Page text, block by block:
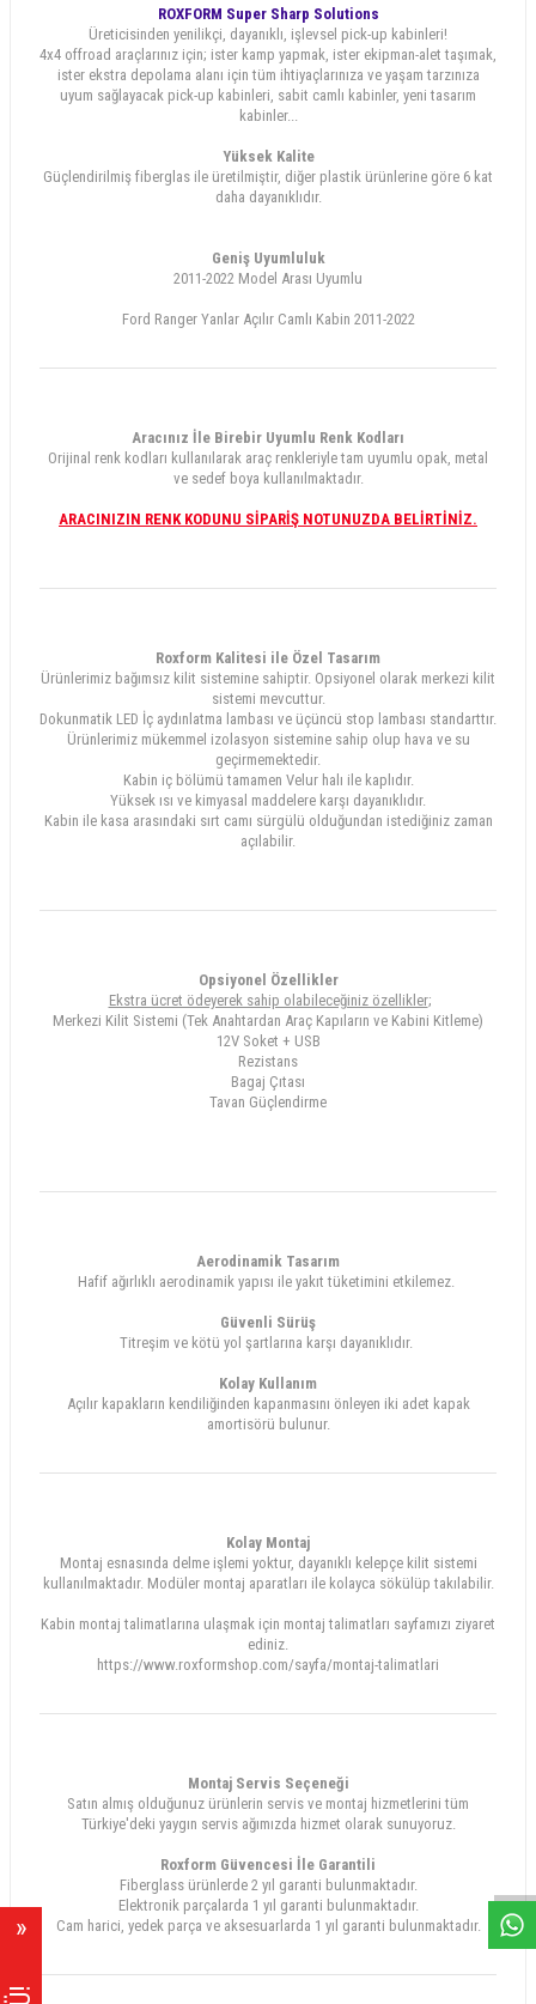
ROXFORM Super Sharp Solutions
Üreticisinden yenilikçi, dayanıklı, işlevsel pick-up kabinleri!
4x4 offroad araçlarınız için; ister kamp yapmak, ister ekipman-alet taşımak,
ister ekstra depolama alanı için tüm ihtiyaçlarınıza ve yaşam tarzınıza
uyum sağlayacak pick-up kabinleri, sabit camlı kabinler, yeni tasarım
kabinler...
Yüksek Kalite
Güçlendirilmiş fiberglas ile üretilmiştir, diğer plastik ürünlerine göre 6 kat
daha dayanıklıdır.
Geniş Uyumluluk
2011-2022 Model Arası Uyumlu
Ford Ranger Yanlar Açılır Camlı Kabin 2011-2022
Aracınız İle Birebir Uyumlu Renk Kodları
Orijinal renk kodları kullanılarak araç renkleriyle tam uyumlu opak, metal
ve sedef boya kullanılmaktadır.
ARACINIZIN RENK KODUNU SİPARİŞ NOTUNUZDA BELİRTİNİZ.
Roxform Kalitesi ile Özel Tasarım
Ürünlerimiz bağımsız kilit sistemine sahiptir. Opsiyonel olarak merkezi kilit
sistemi mevcuttur.
Dokunmatik LED İç aydınlatma lambası ve üçüncü stop lambası standarttır.
Ürünlerimiz mükemmel izolasyon sistemine sahip olup hava ve su
geçirmemektedir.
Kabin iç bölümü tamamen Velur halı ile kaplıdır.
Yüksek ısı ve kimyasal maddelere karşı dayanıklıdır.
Kabin ile kasa arasındaki sırt camı sürgülü olduğundan istediğiniz zaman
açılabilir.
Opsiyonel Özellikler
Ekstra ücret ödeyerek sahip olabileceğiniz özellikler;
Merkezi Kilit Sistemi (Tek Anahtardan Araç Kapıların ve Kabini Kitleme)
12V Soket + USB
Rezistans
Bagaj Çıtası
Tavan Güçlendirme
Aerodinamik Tasarım
Hafif ağırlıklı aerodinamik yapısı ile yakıt tüketimini etkilemez.
Güvenli Sürüş
Titreşim ve kötü yol şartlarına karşı dayanıklıdır.
Kolay Kullanım
Açılır kapakların kendiliğinden kapanmasını önleyen iki adet kapak
amortisörü bulunur.
Kolay Montaj
Montaj esnasında delme işlemi yoktur, dayanıklı kelepçe kilit sistemi
kullanılmaktadır. Modüler montaj aparatları ile kolayca sökülüp takılabilir.
Kabin montaj talimatlarına ulaşmak için montaj talimatları sayfamızı ziyaret
ediniz.
https://www.roxformshop.com/sayfa/montaj-talimatlari
Montaj Servis Seçeneği
Satın almış olduğunuz ürünlerin servis ve montaj hizmetlerini tüm
Türkiye'deki yaygın servis ağımızda hizmet olarak sunuyoruz.
Roxform Güvencesi İle Garantili
Fiberglass ürünlerde 2 yıl garanti bulunmaktadır.
Elektronik parçalarda 1 yıl garanti bulunmaktadır.
Cam harici, yedek parça ve aksesuarlarda 1 yıl garanti bulunmaktadır.